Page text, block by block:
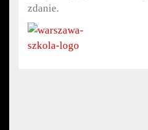
zdanie.